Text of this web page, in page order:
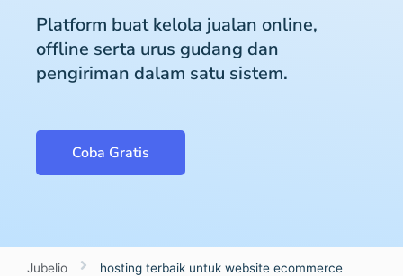
Platform buat kelola jualan online,
offline serta urus gudang dan
pengiriman dalam satu sistem.
Coba Gratis
Jubelio hosting terbaik untuk website ecommerce